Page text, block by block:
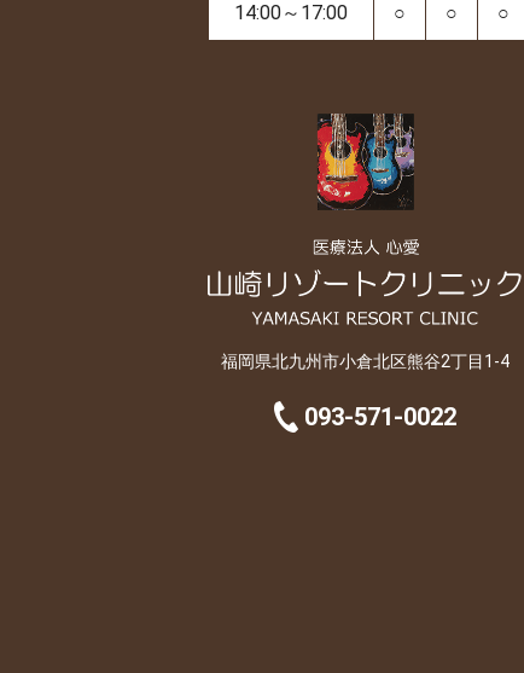
14:00～17:00 ○ ○ ○
福岡県北九州市小倉北区熊谷2丁目1-4
093-571-0022